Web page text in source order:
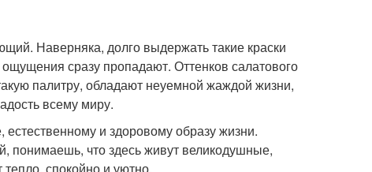
Наверняка, долго выдержать такие краски
сразу пропадают. Оттенков салатового
палитру, обладают неуемной жаждой жизни,
всему миру.
и здоровому образу жизни.
понимаешь, что здесь живут великодушные,